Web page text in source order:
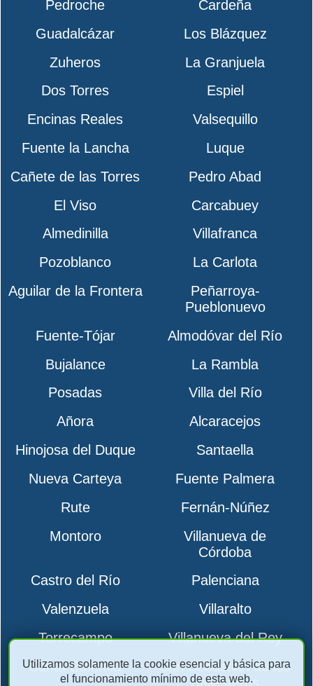
Pedroche
Cardeña
Guadalcázar
Los Blázquez
Zuheros
La Granjuela
Dos Torres
Espiel
Encinas Reales
Valsequillo
Fuente la Lancha
Luque
Cañete de las Torres
Pedro Abad
El Viso
Carcabuey
Almedinilla
Villafranca
Pozoblanco
La Carlota
Aguilar de la Frontera
Peñarroya-
Pueblonuevo
Fuente-Tójar
Almodóvar del Río
Bujalance
La Rambla
Posadas
Villa del Río
Añora
Alcaracejos
Hinojosa del Duque
Santaella
Nueva Carteya
Fuente Palmera
Rute
Fernán-Núñez
Montoro
Villanueva de
Córdoba
Castro del Río
Palenciana
Valenzuela
Villaralto
Torrecampo
Villanueva del Rey
Santa Eufemia
San Sebastián de los
Ballesteros
Utilizamos solamente la cookie esencial y básica para
el funcionamiento mínimo de esta web.